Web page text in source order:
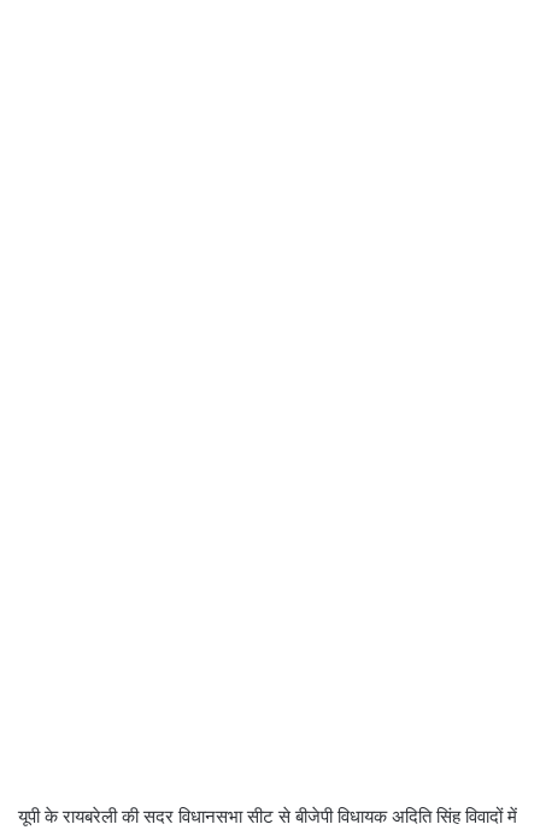
यूपी के रायबरेली की सदर विधानसभा सीट से बीजेपी विधायक अदिति सिंह विवादों में